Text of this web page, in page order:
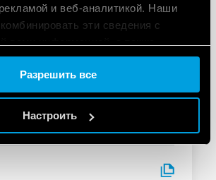
и веб-аналитикой. Наши
эти сведения с
они получили при использовании
Разрешить все
Настроить
СООТВЕТСТВИЯ